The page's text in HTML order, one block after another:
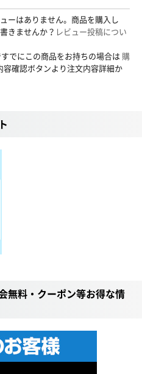
ーはありません。商品を購入し
きませんか？ レビュー投稿につい
でにこの商品をお持ちの場合は 購
容確認ボタンより注文内容詳細か
無料・クーポン等お得な情